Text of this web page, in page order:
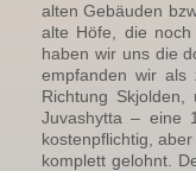
alten Gebäuden
alte Höfe, die
haben wir uns die
empfanden wir
Richtung
Juvashytta – eine
kostenpflichtig,
komplett gelohnt.